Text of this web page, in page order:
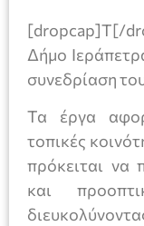
[dropcap]Τ[/
Δήμο
συνεδρίαση
Τα έργα
τοπικές
πρόκειται να
και